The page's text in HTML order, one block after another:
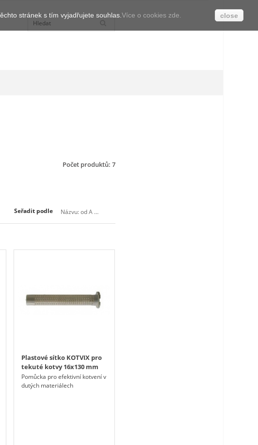
Počet produktů: 7
Seřadit podle Názvu: od A do Z
Plastové sítko KOTVIX pro
tekuté kotvy 16x130 mm
Pomůcka pro efektivní kotvení v
dutých materiálech
stránek s tím vyjadřujete souhlas. Více o cookies zde. close